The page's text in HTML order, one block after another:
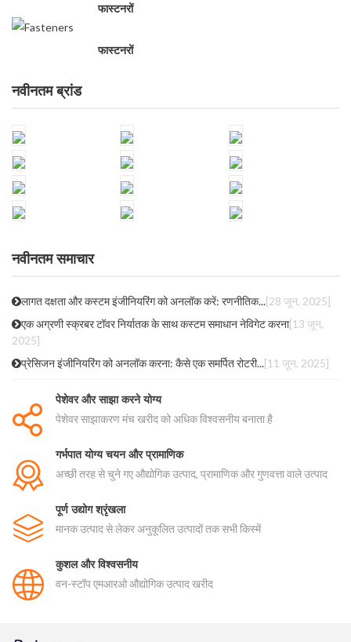
फास्टनरों
फास्टनरों
नवीनतम ब्रांड
नवीनतम समाचार
लागत दक्षता और कस्टम इंजीनियरिंग को अनलॉक करें: रणनीतिक...[28 जून, 2025]
एक अग्रणी स्क्रबर टॉवर निर्यातक के साथ कस्टम समाधान नेविगेट करना[13 जून,
2025]
प्रेसिजन इंजीनियरिंग को अनलॉक करना: कैसे एक समर्पित रोटरी...[11 जून, 2025]
पेशेवर और साझा करने योग्य
पेशेवर साझाकरण मंच खरीद को अधिक विश्वसनीय बनाता है
गर्भपात योग्य चयन और प्रामाणिक
अच्छी तरह से चुने गए औद्योगिक उत्पाद, प्रामाणिक और गुणवत्ता वाले उत्पाद
पूर्ण उद्योग श्रृंखला
मानक उत्पाद से लेकर अनुकूलित उत्पादों तक सभी किस्में
कुशल और विश्वसनीय
वन-स्टॉप एमआरओ औद्योगिक उत्पाद खरीद